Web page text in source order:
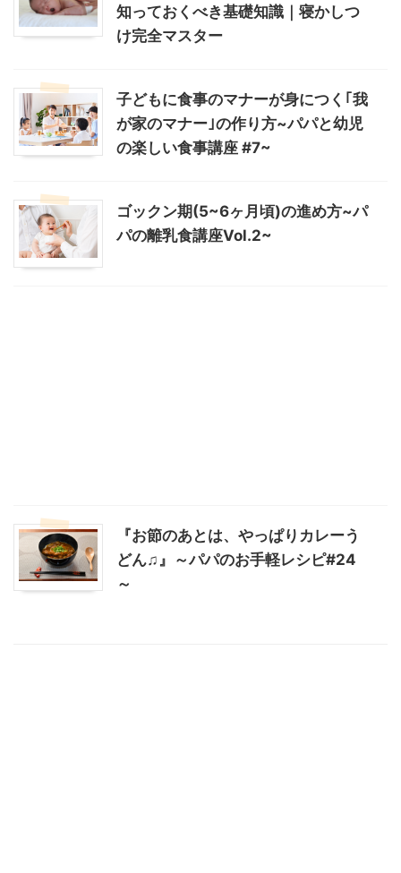
知っておくべき基礎知識｜寝かしつ
け完全マスター
子どもに食事のマナーが身につく｢我
が家のマナー｣の作り方~パパと幼児
の楽しい食事講座 #7~
ゴックン期(5~6ヶ月頃)の進め方~パ
パの離乳食講座Vol.2~
『お節のあとは、やっぱりカレーう
どん♫』～パパのお手軽レシピ#24
～